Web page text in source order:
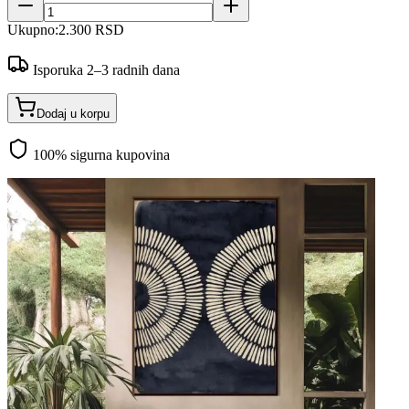
Ukupno:2.300 RSD
Isporuka 2–3 radnih dana
Dodaj u korpu
100% sigurna kupovina